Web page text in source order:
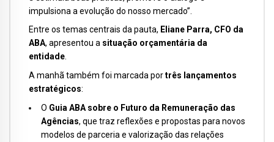
impulsiona a evolução do nosso mercado”.
Entre os temas centrais da pauta, Eliane Parra, CFO da
ABA, apresentou a situação orçamentária da
entidade.
A manhã também foi marcada portrês lançamentos
estratégicos:
O Guia ABA sobre o Futuro da Remuneração das
Agências, que traz reflexões e propostas para novos
modelos de parceria e valorização das relações